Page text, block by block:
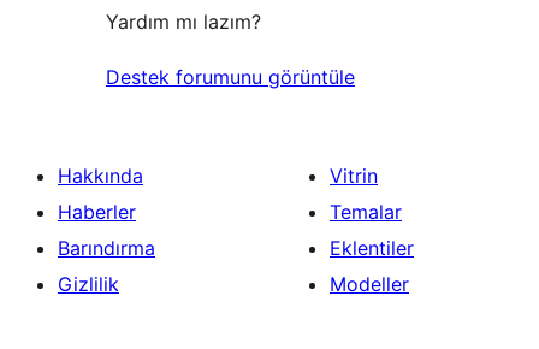
Yardım mı lazım?
Destek forumunu görüntüle
Hakkında
Haberler
Barındırma
Gizlilik
Vitrin
Temalar
Eklentiler
Modeller